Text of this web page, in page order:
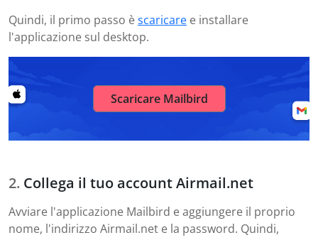
Quindi, il primo passo èscaricare e installare
l'applicazione sul desktop.
Scaricare Mailbird
Collega il tuo account Airmail.net
Avviare l'applicazione Mailbird e aggiungere il proprio
nome, l'indirizzo Airmail.net e la password. Quindi,